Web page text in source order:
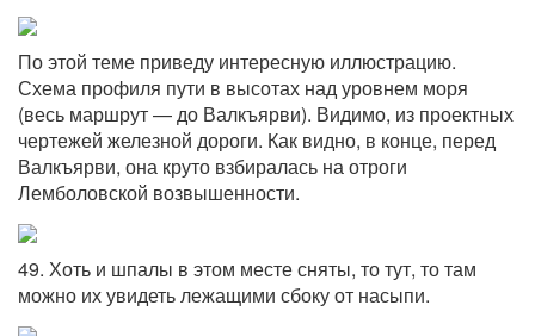
По этой теме приведу интересную иллюстрацию.
Схема профиля пути в высотах над уровнем моря
(весь маршрут — до Валкъярви). Видимо, из проектных
чертежей железной дороги. Как видно, в конце, перед
Валкъярви, она круто взбиралась на отроги
Лемболовской возвышенности.
49. Хоть и шпалы в этом месте сняты, то тут, то там
можно их увидеть лежащими сбоку от насыпи.